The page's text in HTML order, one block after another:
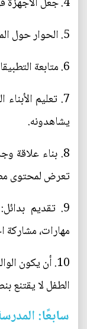
5. الحوار حول المحتوى بدل الاكتفاء بالعقوبة.
6. متابعة التطبيقات التي يستخدمها الأبناء.
7. تعليم
يشاهدونه.
8. بناء علاقة
تعرض لمحتوى
9. تقديم
مهارات، مشاركة
10. أن يكون
الطفل لا يقتنع
سابعًا: